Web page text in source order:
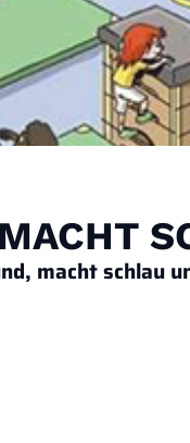
macht schlau